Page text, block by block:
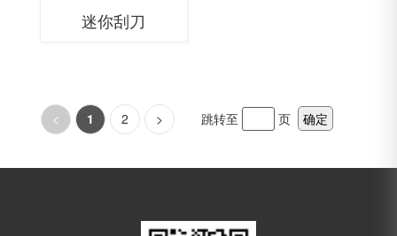
迷你刮刀
< 1 2 > 跳转至 页 确定